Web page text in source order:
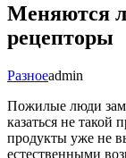
Меняются
рецепторы
Разноеadmin
Пожилые люди
казаться не такой
продукты уже не
естественными